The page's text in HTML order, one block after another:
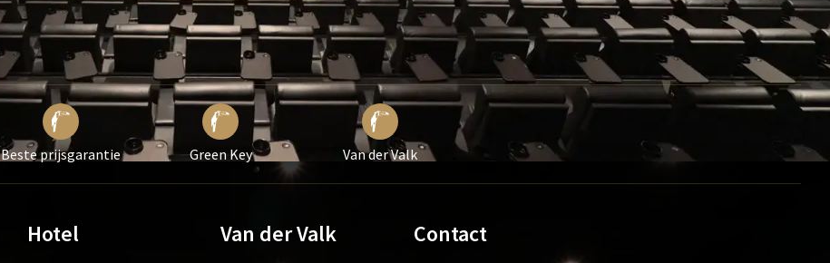
Beste prijsgarantie Green Key Van der Valk
Hotel Van der Valk Contact